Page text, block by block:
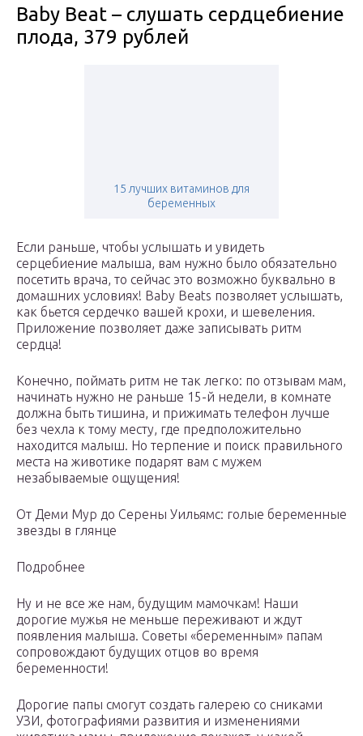
Baby Beat – слушать сердцебиение
плода, 379 рублей
15 лучших витаминов для
беременных
Если раньше, чтобы услышать и увидеть
серцебиение малыша, вам нужно было обязательно
посетить врача, то сейчас это возможно буквально в
домашних условиях! Baby Beats позволяет услышать,
как бьется сердечко вашей крохи, и шевеления.
Приложение позволяет даже записывать ритм
сердца!
Конечно, поймать ритм не так легко: по отзывам мам,
начинать нужно не раньше 15-й недели, в комнате
должна быть тишина, и прижимать телефон лучше
без чехла к тому месту, где предположительно
находится малыш. Но терпение и поиск правильного
места на животике подарят вам с мужем
незабываемые ощущения!
От Деми Мур до Серены Уильямс: голые беременные
звезды в глянце
Подробнее
Ну и не все же нам, будущим мамочкам! Наши
дорогие мужья не меньше переживают и ждут
появления малыша. Советы «беременным» папам
сопровождают будущих отцов во время
беременности!
Дорогие папы смогут создать галерею со сниками
УЗИ, фотографиями развития и изменениями